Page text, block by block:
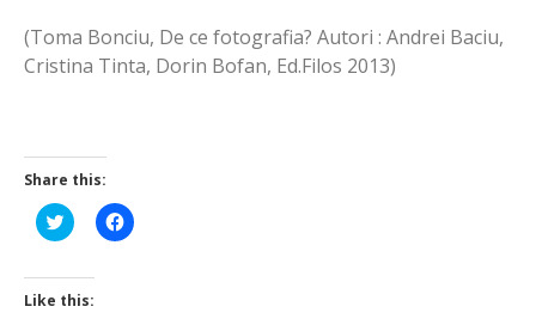
(Toma Bonciu, De ce fotografia? Autori : Andrei Baciu,
Cristina Tinta, Dorin Bofan, Ed.Filos 2013)
Share this:
Click
to
Twitter
(Opens
in
Click
to
Like this: